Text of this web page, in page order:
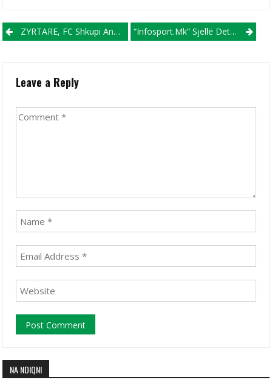
Post navigation
ZYRTARE, FC Shkupi Angazhon 20-Vjeçarin Avduli “Infosport.mk” Sjellë Detaje Nga Marrëveshja Mes E Avdulit Dhe FC Shkupit
Leave a Reply
NA NDIQNI